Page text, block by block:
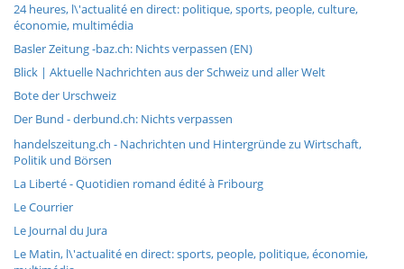
24 heures, l\'actualité en direct: politique, sports, people, culture,
économie, multimédia
Basler Zeitung -baz.ch: Nichts verpassen (EN)
Blick | Aktuelle Nachrichten aus der Schweiz und aller Welt
Bote der Urschweiz
Der Bund - derbund.ch: Nichts verpassen
handelszeitung.ch - Nachrichten und Hintergründe zu Wirtschaft,
Politik und Börsen
La Liberté - Quotidien romand édité à Fribourg
Le Courrier
Le Journal du Jura
Le Matin, l\'actualité en direct: sports, people, politique, économie,